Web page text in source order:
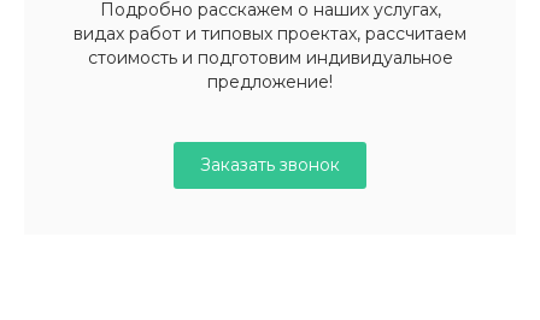
Подробно расскажем о наших услугах,
видах работ и типовых проектах, рассчитаем
стоимость и подготовим индивидуальное
предложение!
Заказать звонок